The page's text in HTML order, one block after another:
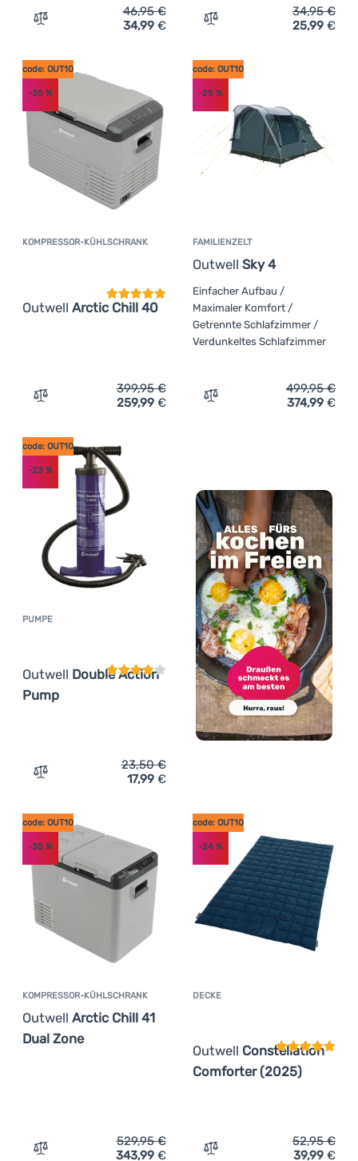
Zum Vergleich 'Aufblasbare Matratze Outwell Classic
46,95€
34,99 € Zum Vergleich
34,95€
25,99 €
KOMPRESSOR-KÜHLSCHRANK
Outwell Arctic Chill 40
Kundenbewertung
code: OUT10
-35 %
Zum Vergleich 'Kompressor-Kühlschrank Outwell Arctic
399,95€
259,99 €
FAMILIENZELT
Outwell Sky 4
code: OUT10
-25%
Einfacher Aufbau /
Maximaler Komfort /
Getrennte Schlafzimmer /
Verdunkeltes Schlafzimmer
Zum Vergleich
499,95€
374,99 €
PUMPE
Outwell Double Action
Pump
Kundenbewertung
code: OUT10
-23 %
Zum Vergleich 'Pumpe Outwell Double Action Pump'
23,50€
17,99 €
KOMPRESSOR-KÜHLSCHRANK
Outwell Arctic Chill 41
Dual Zone
code: OUT10
-35 %
Zum Vergleich 'Kompressor-Kühlschrank Outwell Arctic
529,95€
343,99 €
DECKE
Outwell Constellation
Comforter (2025)
code: OUT10
-24%
Zum Vergleich 'Decke
52,95€
39,99 €